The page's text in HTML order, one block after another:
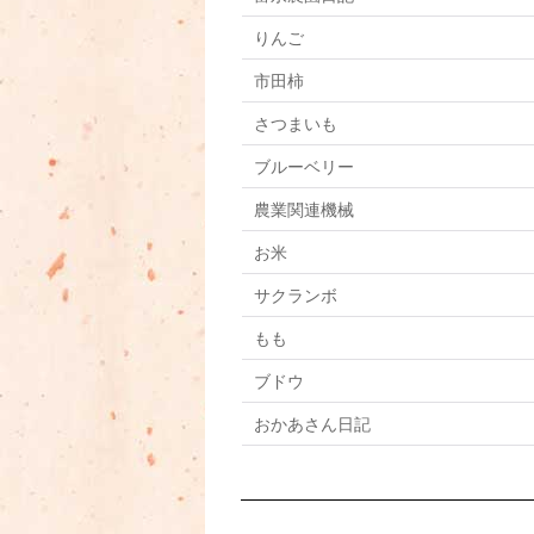
りんご
市田柿
さつまいも
ブルーベリー
農業関連機械
お米
サクランボ
もも
ブドウ
おかあさん日記